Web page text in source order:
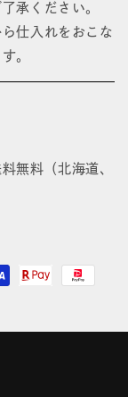
承ください。
仕入れをおこな
。
無料（北海道、